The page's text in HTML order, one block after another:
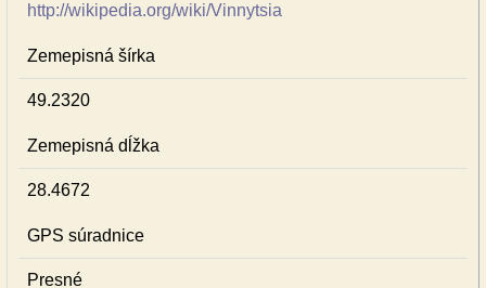
http://wikipedia.org/wiki/Vinnytsia
Zemepisná šírka
49.2320
Zemepisná dĺžka
28.4672
GPS súradnice
Presné